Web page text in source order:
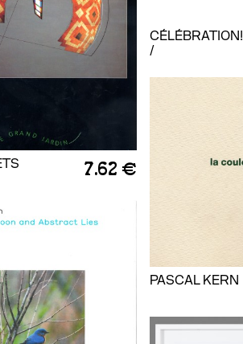
CÉLÉBRATION!
/
7.62 €
PASCAL KERN